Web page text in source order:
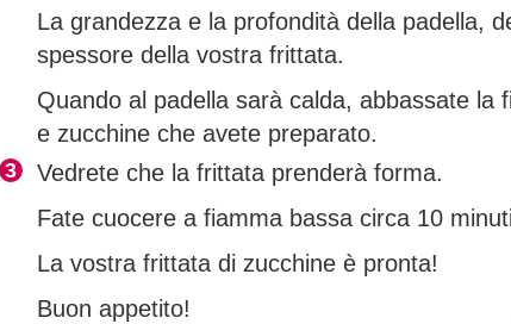
La grandezza e la profondità della padella,
spessore della vostra frittata.
Quando al padella sarà calda, abbassate la
e zucchine che avete preparato.
Vedrete che la frittata prenderà forma.
Fate cuocere a fiamma bassa circa 10
La vostra frittata di zucchine è pronta!
Buon appetito!